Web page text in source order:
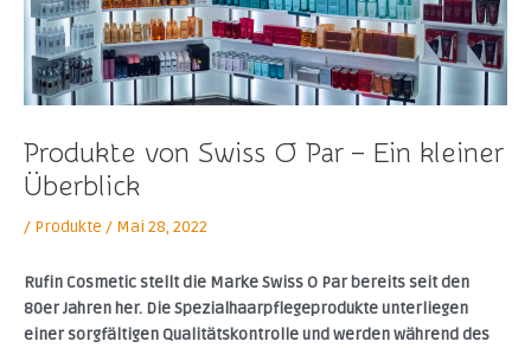
Produkte von Swiss O Par – Ein kleiner
Überblick
/ Produkte / Mai 28, 2022
Rufin Cosmetic stellt die Marke Swiss O Par bereits seit den
80er Jahren her. Die Spezialhaarpflegeprodukte unterliegen
einer sorgfältigen Qualitätskontrolle und werden während des